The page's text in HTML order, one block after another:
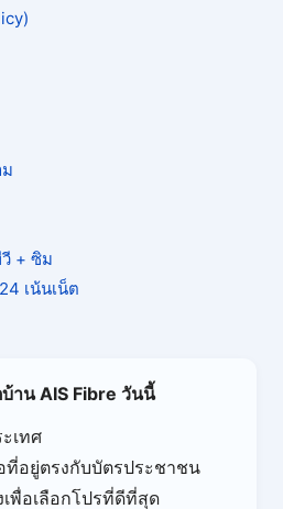
+ ซิม
เน้นเน็ต
าน AIS Fibre วันนี้
เทศ
ที่อยู่ตรงกับบัตรประชาชน
พื่อเลือกโปรที่ดีที่สุด